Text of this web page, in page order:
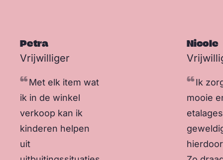
Sla carousel over
Petra
Vrijwilliger
Met elk item wat
ik in de winkel
verkoop kan ik
kinderen helpen
uit
Nicole
Ik
mooie